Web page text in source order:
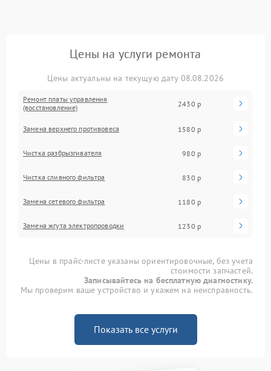
Цены на услуги ремонта
Цены актуальны на текущую дату 08.08.2026
Ремонт платы управления
(восстановление)
2430 р
Замена верхнего противовеса 1580 р
Чистка разбрызгивателя 980 р
Чистка сливного фильтра 830 р
Замена сетевого фильтра 1180 р
Замена жгута электропроводки 1230 р
Цены в прайс-листе указаны ориентировочные, без учета
стоимости запчастей.
Записывайтесь на бесплатную диагностику.
Мы проверим ваше устройство и укажем на неисправность.
Показать все услуги